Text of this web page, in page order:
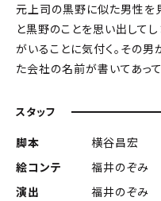
元上司の黒野に似た男性を
と黒野のことを思い出して
がいることに気付く。その
た会社の名前が書いてあって――
スタッフ
脚本
横谷昌宏
絵コンテ
福井のぞみ
演出
福井のぞみ